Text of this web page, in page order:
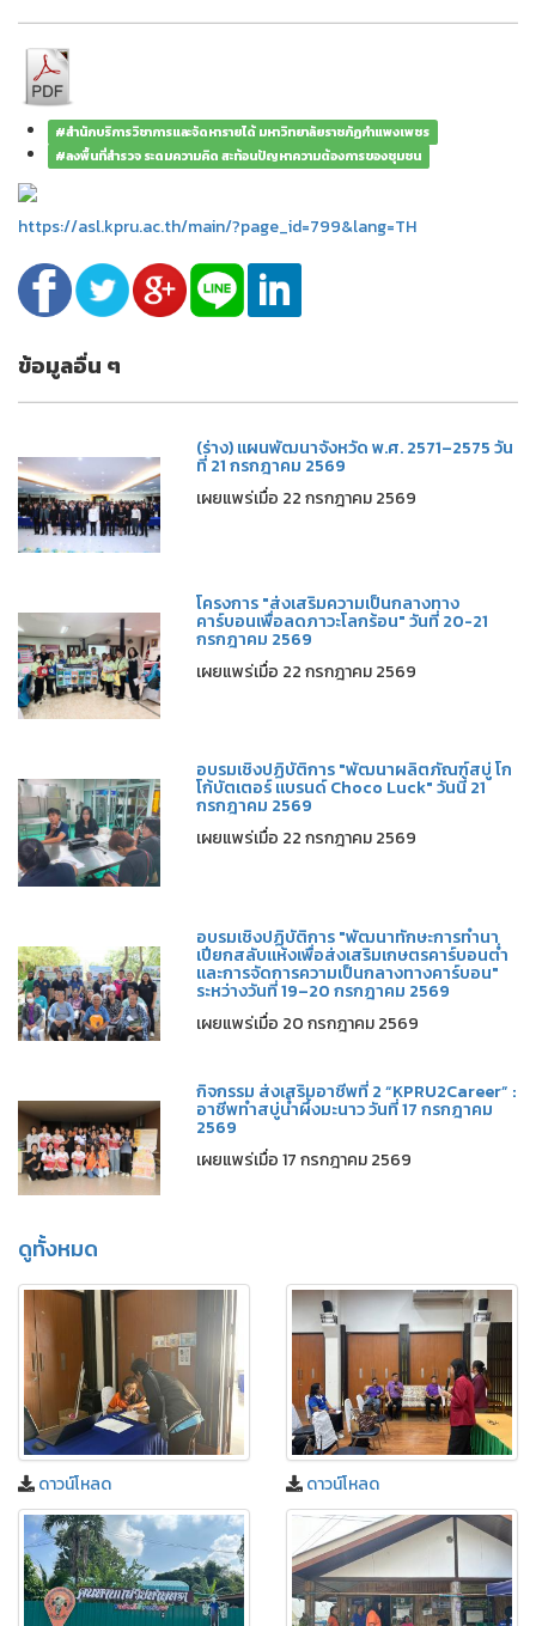
#สำนักบริการวิชาการและจัดหารายได้ มหาวิทยาลัยราชภัฏกำแพงเพชร
#ลงพื้นที่สำรวจ ระดมความคิด สะท้อนปัญหาความต้องการของชุมชน
https://asl.kpru.ac.th/main/?page_id=799&lang=TH
ข้อมูลอื่น ๆ
(ร่าง) แผนพัฒนาจังหวัด พ.ศ. 2571–2575 วัน
ที่ 21 กรกฎาคม 2569
เผยแพร่เมื่อ 22 กรกฎาคม 2569
โครงการ "ส่งเสริมความเป็นกลางทาง
คาร์บอนเพื่อลดภาวะโลกร้อน" วันที่ 20-21
กรกฎาคม 2569
เผยแพร่เมื่อ 22 กรกฎาคม 2569
อบรมเชิงปฏิบัติการ "พัฒนาผลิตภัณฑ์สบู่ โก
โก้บัตเตอร์ แบรนด์ Choco Luck" วันนี้ 21
กรกฎาคม 2569
เผยแพร่เมื่อ 22 กรกฎาคม 2569
อบรมเชิงปฏิบัติการ "พัฒนาทักษะการทำนา
เปียกสลับแห้งเพื่อส่งเสริมเกษตรคาร์บอนต่ำ
และการจัดการความเป็นกลางทางคาร์บอน"
ระหว่างวันที่ 19–20 กรกฎาคม 2569
เผยแพร่เมื่อ 20 กรกฎาคม 2569
กิจกรรม ส่งเสริมอาชีพที่ 2 “KPRU2Career” :
อาชีพทำสบู่น้ำผึ้งมะนาว วันที่ 17 กรกฎาคม
2569
เผยแพร่เมื่อ 17 กรกฎาคม 2569
ดูทั้งหมด
ดาวน์โหลด ดาวน์โหลด